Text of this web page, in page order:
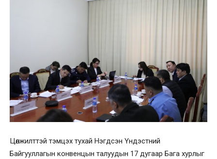
Цөлжилттэй тэмцэх тухай Нэгдсэн Үндэстний
Байгууллагын конвенцын талуудын 17 дугаар Бага хурлыг